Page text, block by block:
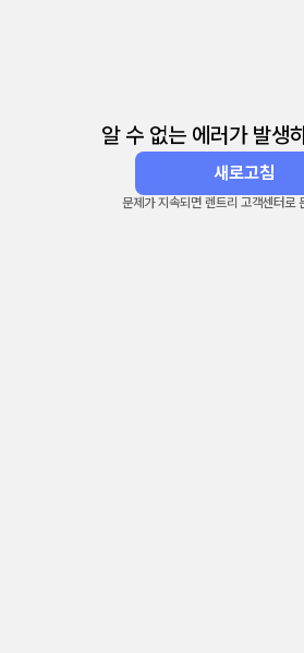
알 수 없는 에러가 발생
새로고침
문제가 지속되면 렌트리 고객센터로